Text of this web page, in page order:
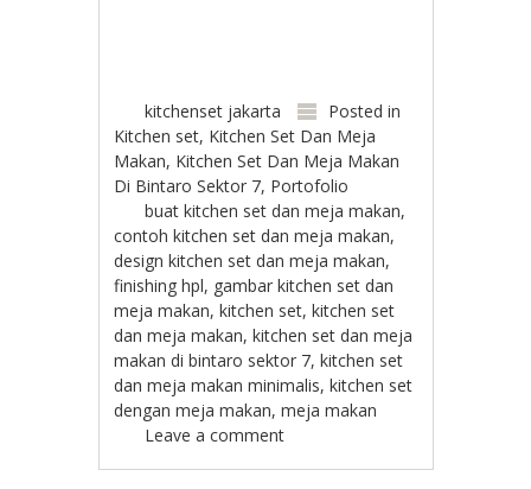
kitchenset jakarta
Posted in
Kitchen set, Kitchen Set Dan Meja
Makan, Kitchen Set Dan Meja Makan
Di Bintaro Sektor 7, Portofolio
buat kitchen set dan meja makan,
contoh kitchen set dan meja makan,
design kitchen set dan meja makan,
finishing hpl, gambar kitchen set dan
meja makan,kitchen set,kitchen set
dan meja makan,kitchen set dan meja
makan di bintaro sektor 7,kitchen set
dan meja makan minimalis,kitchen set
dengan meja makan,meja makan
Leave a comment